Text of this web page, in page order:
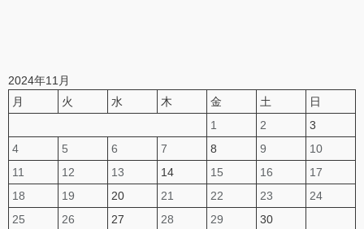
2024年11月
月
火 水 木 金 土
日
1
2
3
4
5 6 7 8 9
10
11
12 13 14 15 16
17
18
19 20 21 22 23
24
25
26 27 28 29 30